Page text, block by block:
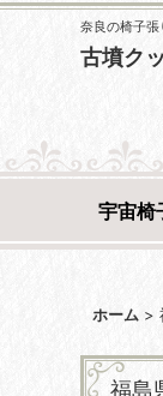
奈良の椅子
古墳ク
宇宙椅
ホーム >
福島